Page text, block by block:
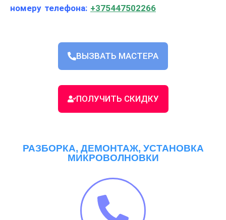
номеру телефона: +375447502266
ВЫЗВАТЬ МАСТЕРА
ПОЛУЧИТЬ СКИДКУ
РАЗБОРКА, ДЕМОНТАЖ, УСТАНОВКА
МИКРОВОЛНОВКИ